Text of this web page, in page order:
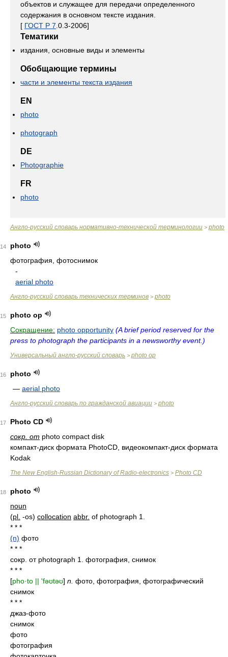
объектов и служащее для передачи определенного
содержания в основном тексте издания.
[ ГОСТ Р 7 .0.3-2006]
Тематики
издания, основные виды и элементы
Обобщающие термины
части и элементы текста издания
EN
photo
photograph
DE
Photographie
FR
photo
Англо-русский словарь нормативно-технической терминологии > photo
14
photo
фотография, фотоснимок
-
aerial photo
Англо-русский словарь технических терминов > photo
15
photo op
Сокращение: photo opportunity (A brief period reserved for the
press to photograph the participants in a newsworthy event.)
Универсальный англо-русский словарь > photo op
16
photo
— aerial photo
Англо-русский словарь по гражданской авиации > photo
17
Photo CD
сокр. от photo compact disk
компакт-диск формата PhotoCD, видеокомпакт-диск формата
Kodak
The New English-Russian Dictionary of Radio-electronics > Photo CD
18
photo
noun
(pl. -os) collocation abbr. of photograph 1.
* * *
(n) фото
* * *
сокр. от photograph 1. фотография, снимок
* * *
[pho·to || 'fəʊtəʊ] n. фото, фотография, фотографический
снимок
* * *
джаз-фото
снимок
фото
фотография